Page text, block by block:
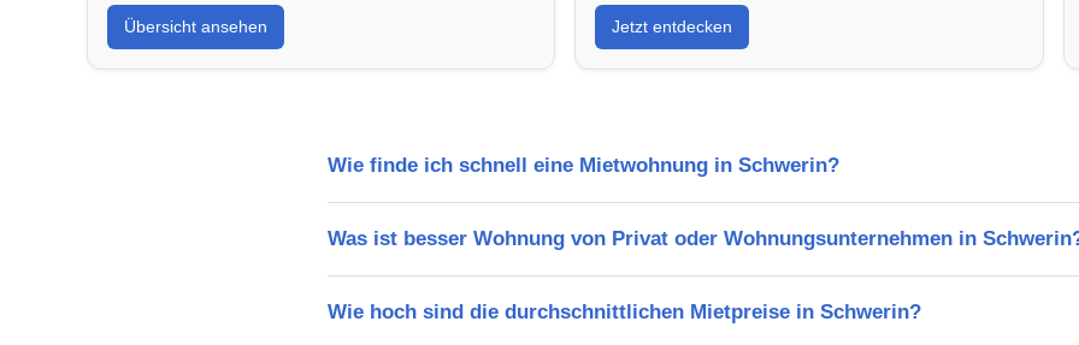
Übersicht ansehen Jetzt entdecken
Wie finde ich schnell eine Mietwohnung in Schwerin?
Was ist besser Wohnung von Privat oder Wohnungsunternehmen in
Wie hoch sind die durchschnittlichen Mietpreise in Schwerin?